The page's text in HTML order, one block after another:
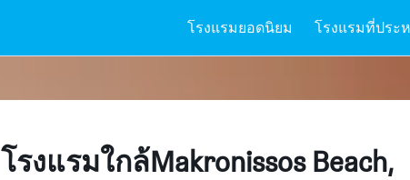
โรงแรมยอดนิยม โรงแรมที่ประ
โรงแรมใกล้Makronissos Beach,